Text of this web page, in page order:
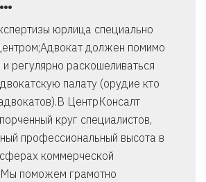
юрлица специально
должен помимо
регулярно раскошеливаться
палату (орудие кто
ЦентрКонсалт
круг специалистов,
профессиональный высота в
коммерческой
Мы поможем грамотно